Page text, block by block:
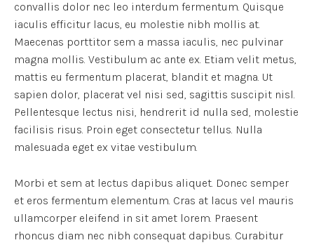
convallis dolor nec leo interdum fermentum. Quisque
iaculis efficitur lacus, eu molestie nibh mollis at.
Maecenas porttitor sem a massa iaculis, nec pulvinar
magna mollis. Vestibulum ac ante ex. Etiam velit metus,
mattis eu fermentum placerat, blandit et magna. Ut
sapien dolor, placerat vel nisi sed, sagittis suscipit nisl.
Pellentesque lectus nisi, hendrerit id nulla sed, molestie
facilisis risus. Proin eget consectetur tellus. Nulla
malesuada eget ex vitae vestibulum.
Morbi et sem at lectus dapibus aliquet. Donec semper
et eros fermentum elementum. Cras at lacus vel mauris
ullamcorper eleifend in sit amet lorem. Praesent
rhoncus diam nec nibh consequat dapibus. Curabitur